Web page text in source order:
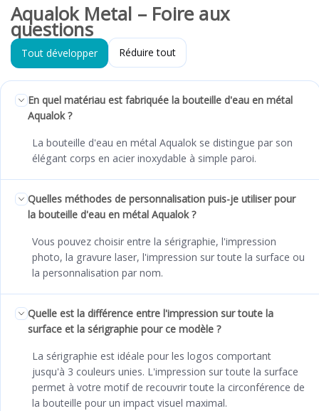
Aqualok Metal – Foire aux
questions
Tout développer Réduire tout
En quel matériau est fabriquée la bouteille d'eau en métal
Aqualok ?
La bouteille d'eau en métal Aqualok se distingue par son
élégant corps en acier inoxydable à simple paroi.
Quelles méthodes de personnalisation puis-je utiliser pour
la bouteille d'eau en métal Aqualok ?
Vous pouvez choisir entre la sérigraphie, l'impression
photo, la gravure laser, l'impression sur toute la surface ou
la personnalisation par nom.
Quelle est la différence entre l'impression sur toute la
surface et la sérigraphie pour ce modèle ?
La sérigraphie est idéale pour les logos comportant
jusqu'à 3 couleurs unies. L'impression sur toute la surface
permet à votre motif de recouvrir toute la circonférence de
la bouteille pour un impact visuel maximal.